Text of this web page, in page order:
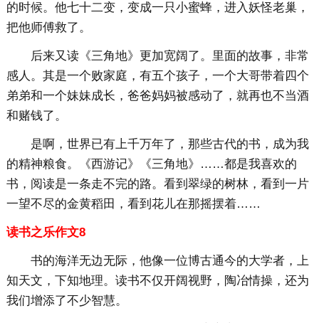
的时候。他七十二变，变成一只小蜜蜂，进入妖怪老巢，
把他师傅救了。
后来又读《三角地》更加宽阔了。里面的故事，非常
感人。其是一个败家庭，有五个孩子，一个大哥带着四个
弟弟和一个妹妹成长，爸爸妈妈被感动了，就再也不当酒
和赌钱了。
是啊，世界已有上千万年了，那些古代的书，成为我
的精神粮食。《西游记》《三角地》……都是我喜欢的
书，阅读是一条走不完的路。看到翠绿的树林，看到一片
一望不尽的金黄稻田，看到花儿在那摇摆着……
读书之乐作文8
书的海洋无边无际，他像一位博古通今的大学者，上
知天文，下知地理。读书不仅开阔视野，陶冶情操，还为
我们增添了不少智慧。